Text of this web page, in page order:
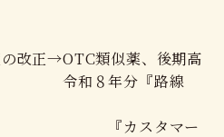
→OTC類似薬、後期高
令和８年分『路線
タマー